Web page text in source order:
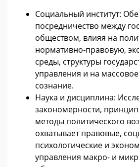
Социальный институт:
посредничество между
обществом, влияя на
нормативно-правовую,
среды, структуры
управления и на
сознание.
Наука и дисциплина:
закономерности,
методы политического
охватывает правовые,
психологические и
управления макро- и